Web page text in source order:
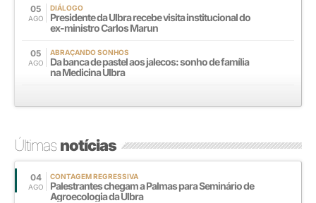
05
AGO
DIÁLOGO
Presidente da Ulbra recebe visita institucional do
ex-ministro Carlos Marun
05
AGO
ABRAÇANDO SONHOS
Da banca de pastel aos jalecos: sonho de família
na Medicina Ulbra
Últimasnotícias
04
AGO
CONTAGEM REGRESSIVA
Palestrantes chegam a Palmas para Seminário de
Agroecologia da Ulbra